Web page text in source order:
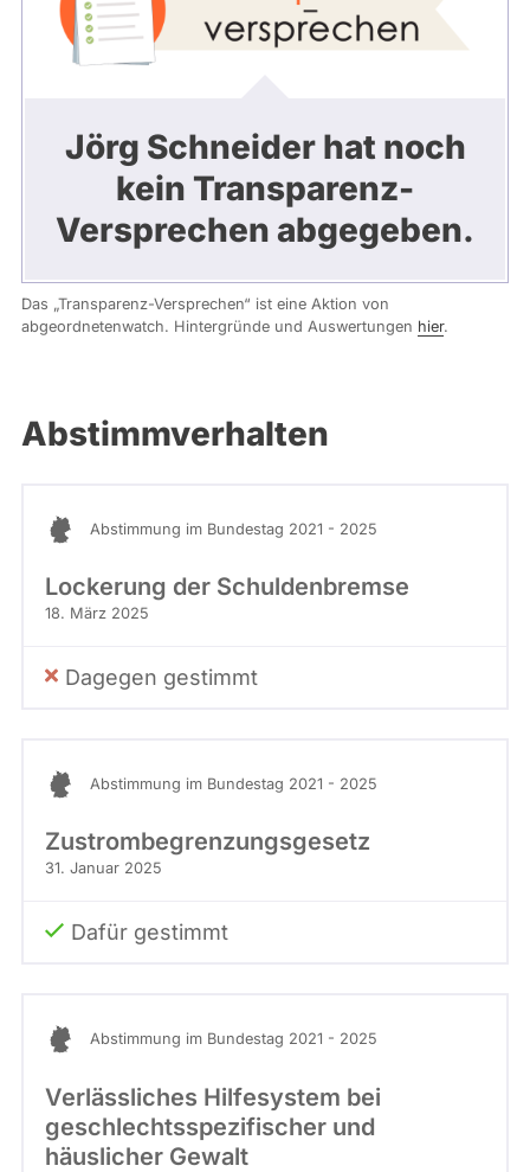
Jörg Schneider hat noch
kein Transparenz-
Versprechen abgegeben.
Das „Transparenz-Versprechen“ ist eine Aktion von
abgeordnetenwatch. Hintergründe und Auswertungen hier.
Abstimmverhalten
Abstimmung im Bundestag 2021 - 2025
Lockerung der Schuldenbremse
18. März 2025
Dagegen gestimmt
Abstimmung im Bundestag 2021 - 2025
Zustrombegrenzungsgesetz
31. Januar 2025
Dafür gestimmt
Abstimmung im Bundestag 2021 - 2025
Verlässliches Hilfesystem bei
geschlechtsspezifischer und
häuslicher Gewalt